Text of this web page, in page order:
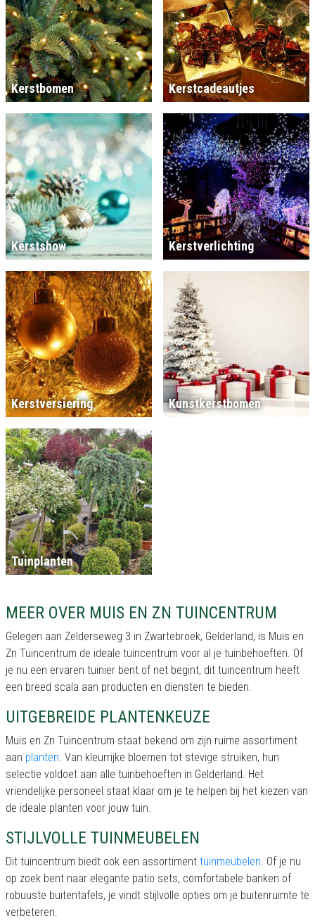
Kerstbomen Kerstcadeautjes
Kerstshow Kerstverlichting
Kerstversiering Kunstkerstbomen
Tuinplanten
MEER OVER MUIS EN ZN TUINCENTRUM
Gelegen aan Zelderseweg 3 in Zwartebroek, Gelderland, is Muis en
Zn Tuincentrum de ideale tuincentrum voor al je tuinbehoeften. Of
je nu een ervaren tuinier bent of net begint, dit tuincentrum heeft
een breed scala aan producten en diensten te bieden.
UITGEBREIDE PLANTENKEUZE
Muis en Zn Tuincentrum staat bekend om zijn ruime assortiment
aan planten. Van kleurrijke bloemen tot stevige struiken, hun
selectie voldoet aan alle tuinbehoeften in Gelderland. Het
vriendelijke personeel staat klaar om je te helpen bij het kiezen van
de ideale planten voor jouw tuin.
STIJLVOLLE TUINMEUBELEN
Dit tuincentrum biedt ook een assortiment tuinmeubelen. Of je nu
op zoek bent naar elegante patio sets, comfortabele banken of
robuuste buitentafels, je vindt stijlvolle opties om je buitenruimte te
verbeteren.